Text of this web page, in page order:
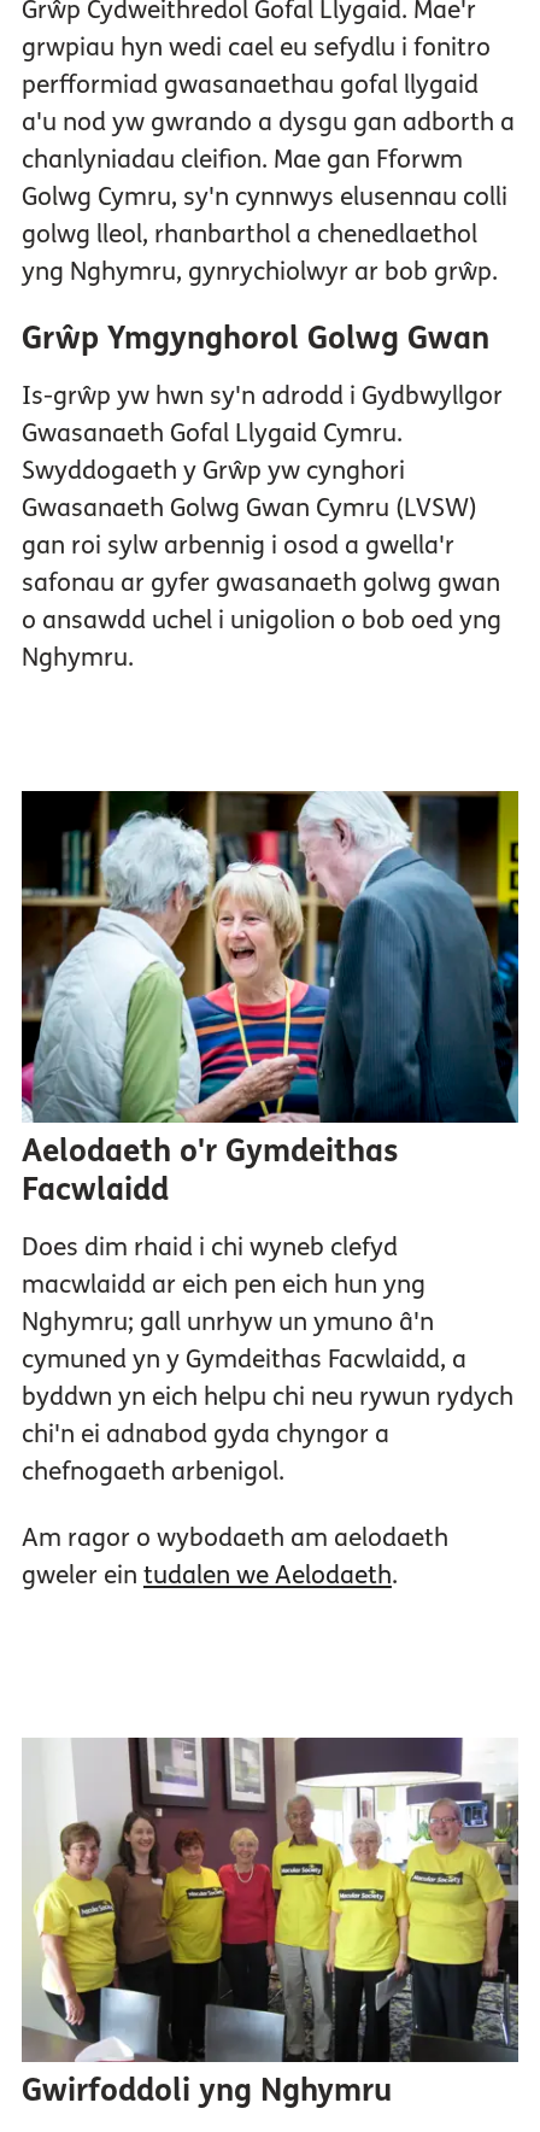
Grŵp Cydweithredol Gofal Llygaid. Mae'r
grwpiau hyn wedi cael eu sefydlu i fonitro
perfformiad gwasanaethau gofal llygaid
a'u nod yw gwrando a dysgu gan adborth a
chanlyniadau cleifion. Mae gan Fforwm
Golwg Cymru, sy'n cynnwys elusennau colli
golwg lleol, rhanbarthol a chenedlaethol
yng Nghymru, gynrychiolwyr ar bob grŵp.
Grŵp Ymgynghorol Golwg Gwan
Is-grŵp yw hwn sy'n adrodd i Gydbwyllgor
Gwasanaeth Gofal Llygaid Cymru.
Swyddogaeth y Grŵp yw cynghori
Gwasanaeth Golwg Gwan Cymru (LVSW)
gan roi sylw arbennig i osod a gwella'r
safonau ar gyfer gwasanaeth golwg gwan
o ansawdd uchel i unigolion o bob oed yng
Nghymru.
Aelodaeth o'r Gymdeithas
Facwlaidd
Does dim rhaid i chi wyneb clefyd
macwlaidd ar eich pen eich hun yng
Nghymru; gall unrhyw un ymuno â'n
cymuned yn y Gymdeithas Facwlaidd, a
byddwn yn eich helpu chi neu rywun rydych
chi'n ei adnabod gyda chyngor a
chefnogaeth arbenigol.
Am ragor o wybodaeth am aelodaeth
gweler ein tudalen we Aelodaeth.
Gwirfoddoli yng Nghymru